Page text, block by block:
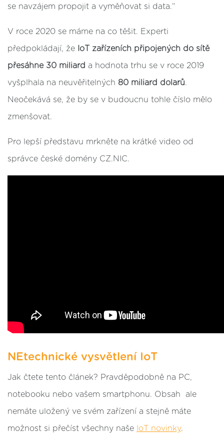
se navzájem propojit a vyměňovat si data.“
V roce 2020 se máme na co těšit. Experti
předpokládají, že IoT zařízeních připojených do sítě
přesáhne 30 miliard a hodnota trhu se v roce 2019
vyšplhala na neuvěřitelných 80 miliard dolarů.
Neočekává se, že by se v budoucnu tohle číslo mělo
zmenšovat.
Pro lepší představu mrkněte na krátké video od
správce české domény CZ.NIC.
NEtechnické vysvětlení IoT
Jak čtete tento článek? Pravděpodobně na PC,
notebooku nebo vašem smartphonu. Obsah ale
nemáte uložený ve svém zařízení a stejně máte
možnost si přečíst všechny naše IoT novinky.